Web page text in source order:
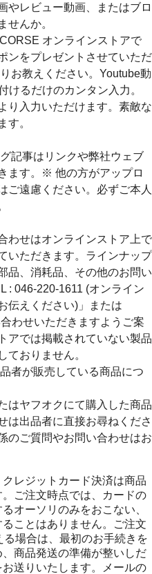
やレビュー動画、またはブロ
せんか。
オンラインストアで
ンをプレゼントさせていただ
お教えください。Youtube動
けるだけのカンタン入力。
り入力いただけます。素敵な
す。
記事はリンクや弊社ウェブ
ます。※ 他の方がアップロ
ご遠慮ください。必ずご本人
わせはオンラインストア上で
いただきます。ラインナップ
品、消耗品、その他のお問い
: 046-220-1611 (オンライン
伝えください)」または
わせいただきますようご案
アでは掲載されていない製品
ておりません。
者が販売している商品につ
はヤフオクにて購入した商品
は出品者に直接お尋ねくださ
のご質問やお問い合わせはお
レジットカード決済は商品
ご注文時点では、カードの
オーソリのみをおこない、
ことはありません。ご注文
場合は、最初のお手続きを
商品発送の準備が整いしだ
送りいたします。メールの